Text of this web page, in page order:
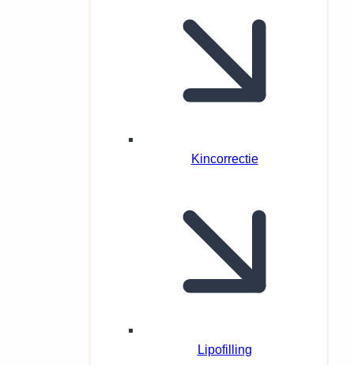
Kincorrectie
Lipofilling